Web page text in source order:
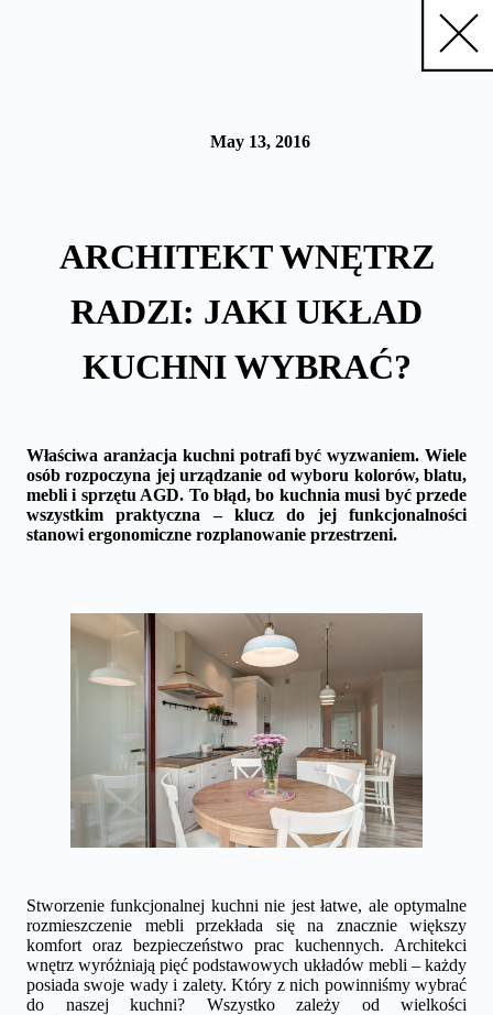
May 13, 2016
ARCHITEKT WNĘTRZ
RADZI: JAKI UKŁAD
KUCHNI WYBRAĆ?
Właściwa aranżacja kuchni potrafi być wyzwaniem. Wiele
osób rozpoczyna jej urządzanie od wyboru kolorów, blatu,
mebli i sprzętu AGD. To błąd, bo kuchnia musi być przede
wszystkim praktyczna – klucz do jej funkcjonalności
stanowi ergonomiczne rozplanowanie przestrzeni.
Stworzenie funkcjonalnej kuchni nie jest łatwe, ale optymalne
rozmieszczenie mebli przekłada się na znacznie większy
komfort oraz bezpieczeństwo prac kuchennych. Architekci
wnętrz wyróżniają pięć podstawowych układów mebli – każdy
posiada swoje wady i zalety. Który z nich powinniśmy wybrać
do naszej kuchni? Wszystko zależy od wielkości